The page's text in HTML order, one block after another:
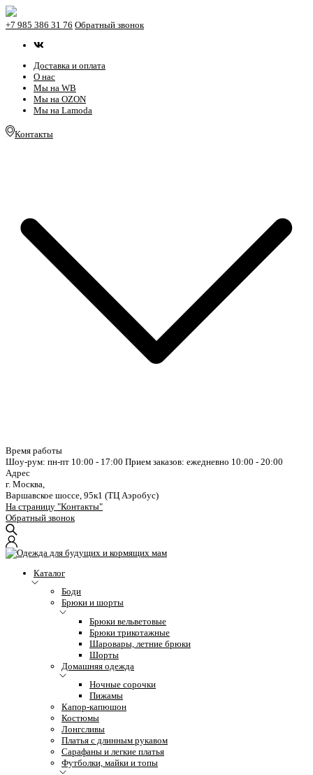
+7 985 386 31 76 Обратный звонок
Доставка и оплата
О нас
Мы на WB
Мы на OZON
Мы на Lamoda
Контакты
Время работы
Шоу-рум: пн-пт 10:00 - 17:00 Прием заказов: ежедневно 10:00 - 20:00
Адрес
г. Москва,
Варшавское шоссе, 95к1 (ТЦ Аэробус)
На страницу "Контакты"
Обратный звонок
Каталог
Боди
Брюки и шорты
Брюки вельветовые
Брюки трикотажные
Шаровары, летние брюки
Шорты
Домашняя одежда
Ночные сорочки
Пижамы
Капор-капюшон
Костюмы
Лонгсливы
Платья с длинным рукавом
Сарафаны и легкие платья
Футболки, майки и топы